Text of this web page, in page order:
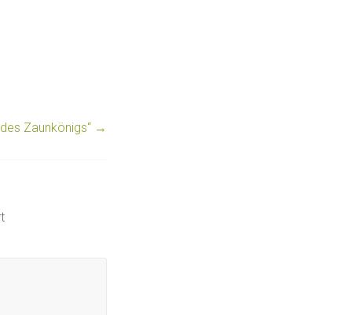
Zaunkönigs“ →